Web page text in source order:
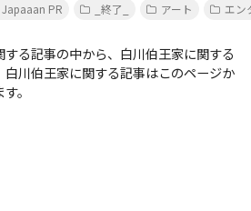
Japaaan PR _終了_ アート エン
る記事の中から、白川伯王家に関する
川伯王家に関する記事はこのページか
。